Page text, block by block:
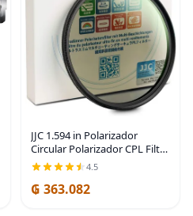
JJC 1.594 in Polarizador
Circular Polarizador CPL Filtro
para Lente de Cámara | for
Sony ZV-E10 II ZVE10 A7C
A7CII ZV-E1 ZV-1F ZV1F A6400
4.5
₲ 363.082